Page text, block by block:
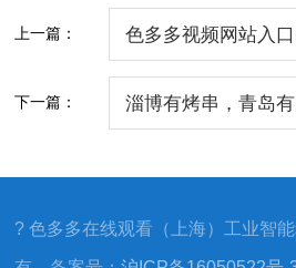
上一篇： 色多多视频网站入
下一篇： 淄博有烤串，青岛
? 色多多在线观看（上海）工业智